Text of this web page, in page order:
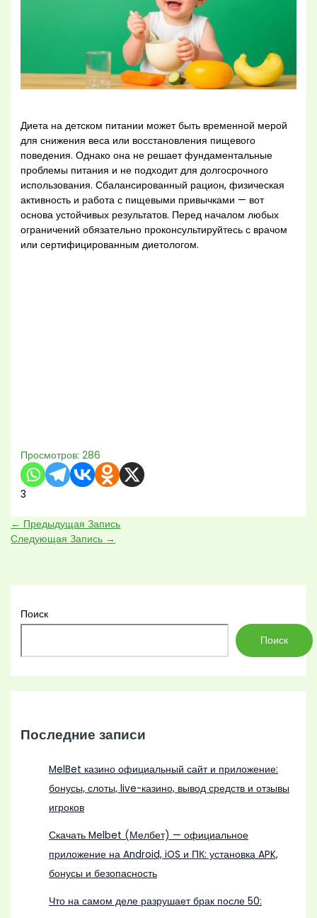
Диета на детском питании может быть временной мерой
для снижения веса или восстановления пищевого
поведения. Однако она не решает фундаментальные
проблемы питания и не подходит для долгосрочного
использования. Сбалансированный рацион, физическая
активность и работа с пищевыми привычками — вот
основа устойчивых результатов. Перед началом любых
ограничений обязательно проконсультируйтесь с врачом
или сертифицированным диетологом.
Просмотров: 286
3
← Предыдущая Запись
Следующая Запись →
Поиск
Поиск
Последние записи
MelBet казино официальный сайт и приложение:
бонусы, слоты, live-казино, вывод средств и отзывы
игроков
Скачать Melbet (Мелбет) — официальное
приложение на Android, iOS и ПК: установка APK,
бонусы и безопасность
Что на самом деле разрушает брак после 50: